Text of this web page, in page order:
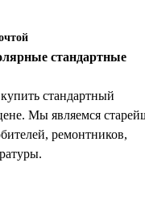
стандартные
стандартный
Мы являемся
ремонтников,